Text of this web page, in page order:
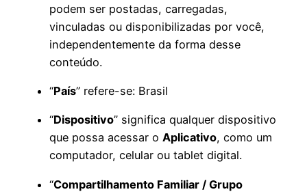
podem ser postadas, carregadas,
vinculadas ou disponibilizadas por você,
independentemente da forma desse
conteúdo.
“País” refere-se: Brasil
“Dispositivo” significa qualquer dispositivo
que possa acessar o Aplicativo, como um
computador, celular ou tablet digital.
“Compartilhamento Familiar / Grupo